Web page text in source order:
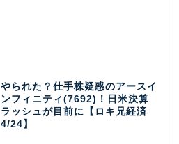
やられた？仕手株疑惑のアースイ
ンフィニティ(7692)！日米決算
ラッシュが目前に【ロキ兄経済
4/24】